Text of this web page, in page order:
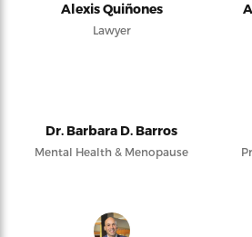
Alexis Quiñones
Lawyer
Dr. Barbara D. Barros
Mental Health & Menopause